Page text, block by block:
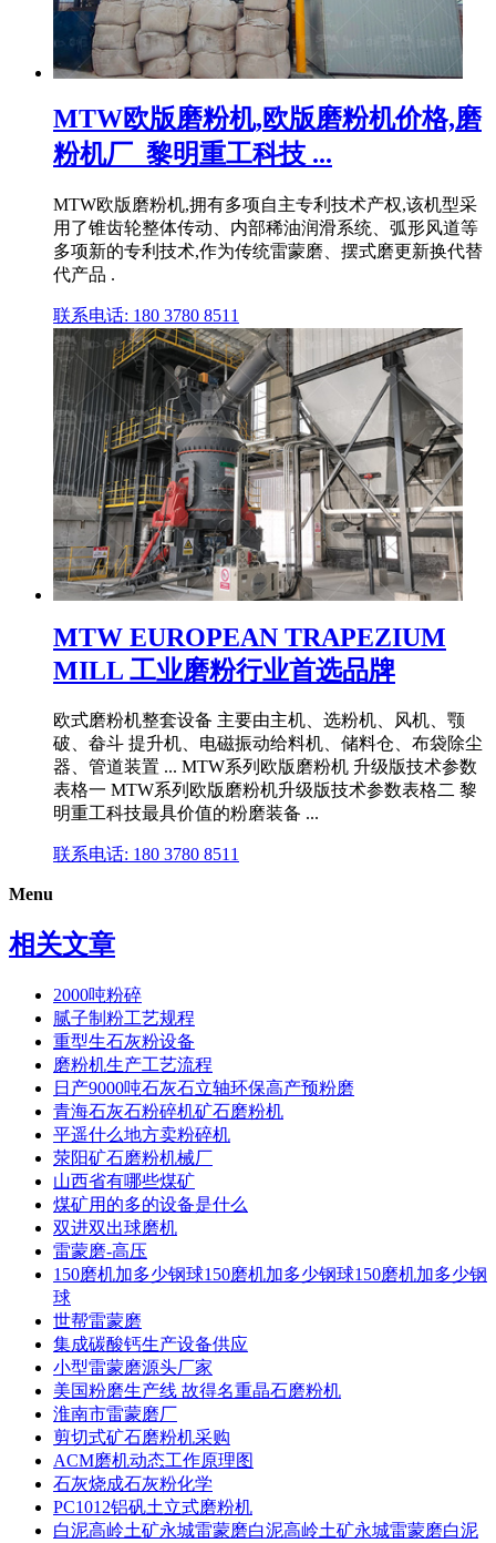
MTW欧版磨粉机,欧版磨粉机价格,磨
粉机厂_黎明重工科技 ...
MTW欧版磨粉机,拥有多项自主专利技术产权,该机型采
用了锥齿轮整体传动、内部稀油润滑系统、弧形风道等
多项新的专利技术,作为传统雷蒙磨、摆式磨更新换代替
代产品 .
联系电话: 180 3780 8511
MTW EUROPEAN TRAPEZIUM
MILL 工业磨粉行业首选品牌
欧式磨粉机整套设备 主要由主机、选粉机、风机、颚
破、畚斗 提升机、电磁振动给料机、储料仓、布袋除尘
器、管道装置 ... MTW系列欧版磨粉机 升级版技术参数
表格一 MTW系列欧版磨粉机升级版技术参数表格二 黎
明重工科技最具价值的粉磨装备 ...
联系电话: 180 3780 8511
Menu
相关文章
2000吨粉碎
腻子制粉工艺规程
重型生石灰粉设备
磨粉机生产工艺流程
日产9000吨石灰石立轴环保高产预粉磨
青海石灰石粉碎机矿石磨粉机
平遥什么地方卖粉碎机
荥阳矿石磨粉机械厂
山西省有哪些煤矿
煤矿用的多的设备是什么
双进双出球磨机
雷蒙磨-高压
150磨机加多少钢球150磨机加多少钢球150磨机加多少钢
球
世帮雷蒙磨
集成碳酸钙生产设备供应
小型雷蒙磨源头厂家
美国粉磨生产线 故得名重晶石磨粉机
淮南市雷蒙磨厂
剪切式矿石磨粉机采购
ACM磨机动态工作原理图
石灰烧成石灰粉化学
PC1012铝矾土立式磨粉机
白泥高岭土矿永城雷蒙磨白泥高岭土矿永城雷蒙磨白泥